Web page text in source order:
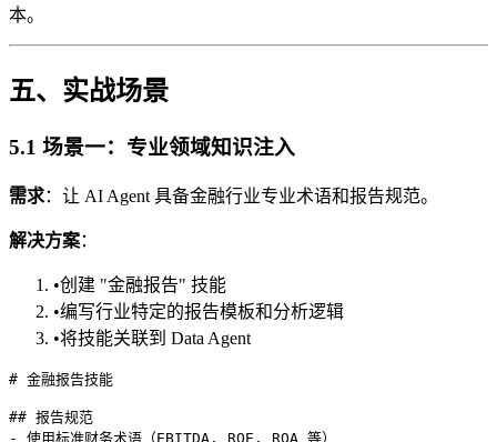
本。
五、实战场景
5.1 场景一：专业领域知识注入
需求：让 AI Agent 具备金融行业专业术语和报告规范。
解决方案：
•创建 "金融报告" 技能
•编写行业特定的报告模板和分析逻辑
•将技能关联到 Data Agent
# 金融报告技能
## 报告规范
- 使用标准财务术语（EBITDA, ROE, ROA 等）